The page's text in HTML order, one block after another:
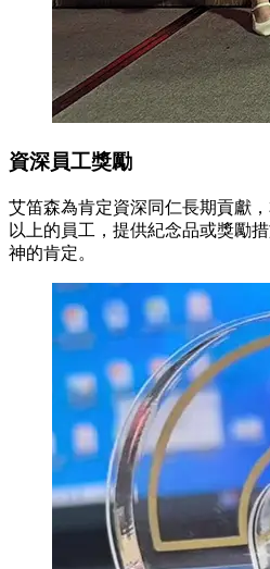
資深員工獎勵
艾笛森為肯定資深同仁長期貢獻
以上的員工，提供紀念品或獎勵
神的肯定。